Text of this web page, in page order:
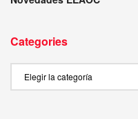
Categories